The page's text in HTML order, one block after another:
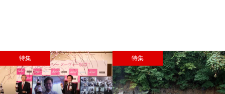
特集 特集